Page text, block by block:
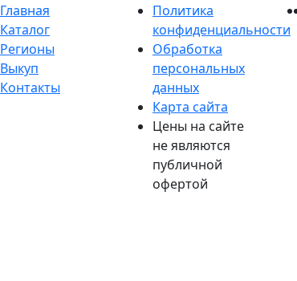
Главная
Каталог
Регионы
Выкуп
Контакты
Политика
конфиденциальности
Обработка
персональных
данных
Карта сайта
Цены на сайте
не являются
публичной
офертой